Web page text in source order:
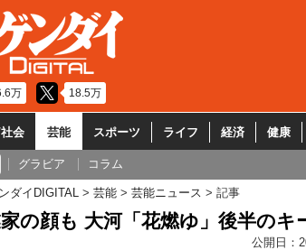
万 18.5万
会 芸能 スポーツ ライフ 経済 健康
グラビア コラム
ダイDIGITAL 芸能 芸能ニュース 記事
の顔も 大河「花燃ゆ」後半のキ
公開日：